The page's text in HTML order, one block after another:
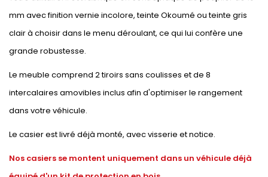
mm avec finition vernie incolore, teinte Okoumé ou teinte gris
clair à choisir dans le menu déroulant, ce qui lui confère une
grande robustesse.
Le meuble comprend 2 tiroirs sans coulisses et de 8
intercalaires amovibles inclus afin d'optimiser le rangement
dans votre véhicule.
Le casier est livré déjà monté, avec visserie et notice.
Nos casiers se montent uniquement dans un véhicule déjà